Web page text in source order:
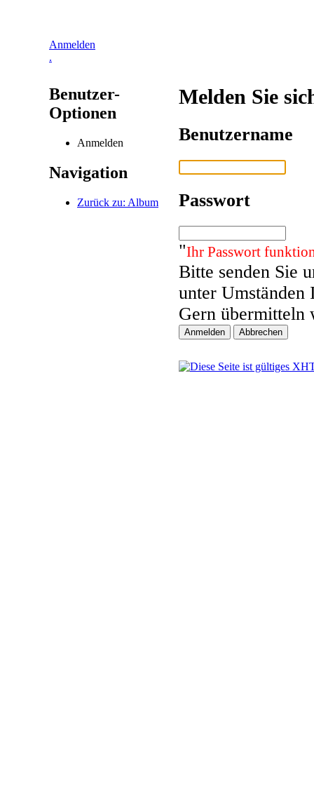
Anmelden
.
Benutzer-
Optionen
Anmelden
Navigation
Zurück zu: Album
Melden Sie
Benutzername
Passwort
"Ihr Passwort
Bitte senden Sie
unter Umständen
Gern übermitteln